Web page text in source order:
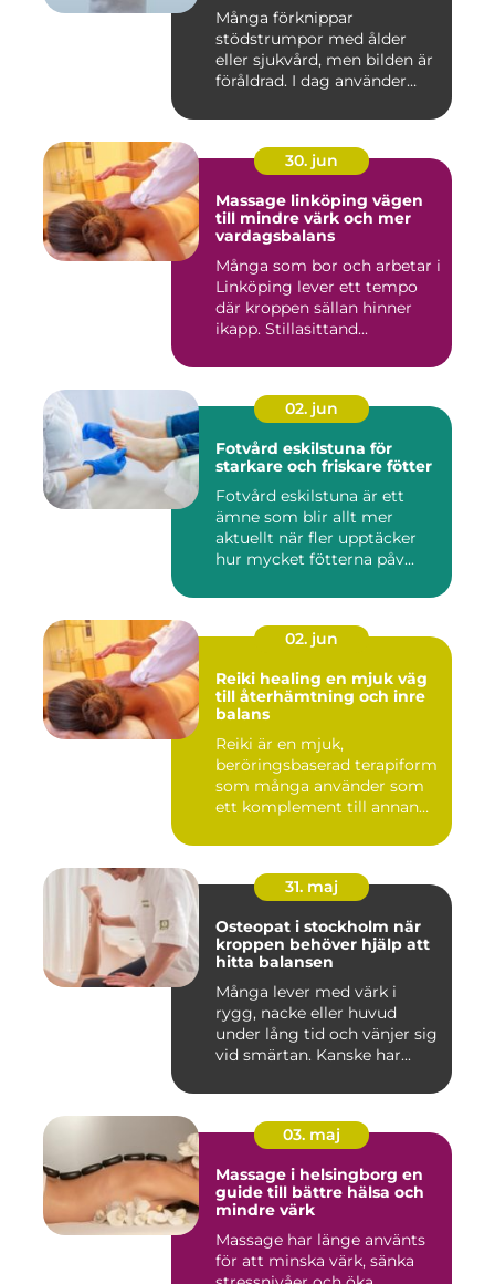
Många förknippar
stödstrumpor med ålder
eller sjukvård, men bilden är
föråldrad. I dag använder
30. jun
Massage linköping vägen
till mindre värk och mer
vardagsbalans
Många som bor och arbetar i
Linköping lever ett tempo
där kroppen sällan hinner
ikapp. Stillasittand...
02. jun
Fotvård eskilstuna för
starkare och friskare fötter
Fotvård eskilstuna är ett
ämne som blir allt mer
aktuellt när fler upptäcker
hur mycket fötterna påv...
02. jun
Reiki healing en mjuk väg
till återhämtning och inre
balans
Reiki är en mjuk,
beröringsbaserad terapiform
som många använder som
ett komplement till annan
31. maj
Osteopat i stockholm när
kroppen behöver hjälp att
hitta balansen
Många lever med värk i
rygg, nacke eller huvud
under lång tid och vänjer sig
vid smärtan. Kanske har...
03. maj
Massage i helsingborg en
guide till bättre hälsa och
mindre värk
Massage har länge använts
för att minska värk, sänka